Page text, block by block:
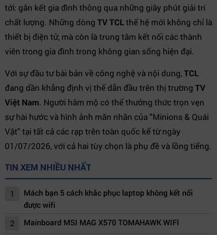
tới: gắn kết gia đình thông qua những giây phút giải trí
chất lượng. Những dòng TV TCLthế hệ mới không chỉ là
thiết bị điện tử, mà còn là trung tâm kết nối các thành
viên trong gia đình trong không gian sống hiện đại.
Với sự đầu tư bài bản về công nghệ và nội dung,TCL
đang dần khẳng định vị thế dẫn đầu trên thị trường TV
Việt Nam. Người hâm mộ có thể thưởng thức trọn vẹn
sự hài hước và hình ảnh mãn nhãn của "Minions & Quái
Vật" tại tất cả các rạp trên toàn quốc kể từ ngày
01/07/2026, với cả hai tùy chọn là phụ đề và lồng tiếng.
TIN XEM NHIỀU NHẤT
1
Mách bạn 5 cách khắc phục laptop không kết nối
được wifi
2
Mainboard MSI MAG X570 TOMAHAWK WIFI